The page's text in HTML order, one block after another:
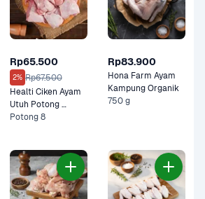
Rp65.500
2% Rp67.500
Healti Ciken Ayam
Utuh Potong
Probiotik 950 gram
Potong 8
Rp83.900
Hona Farm Ayam
Kampung Organik
750 g